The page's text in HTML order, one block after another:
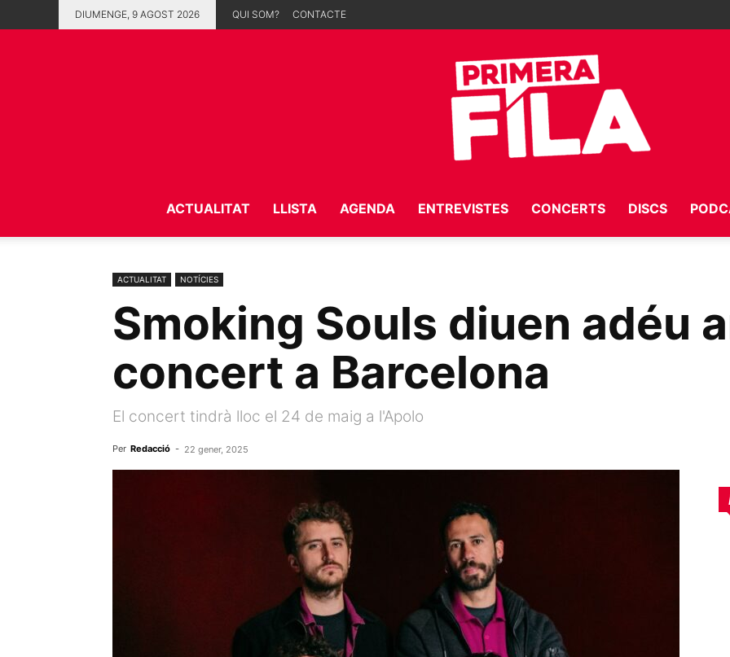
DIUMENGE, 9 AGOST 2026 QUI SOM? CONTACTE
Fila
ACTUALITAT LLISTA AGENDA ENTREVISTES CONCERTS DISCS
ACTUALITAT NOTÍCIES
Smoking Souls diuen adéu
concert a Barcelona
El concert tindrà lloc el 24 de maig a l'Apolo
Per Redacció - 22 gener, 2025